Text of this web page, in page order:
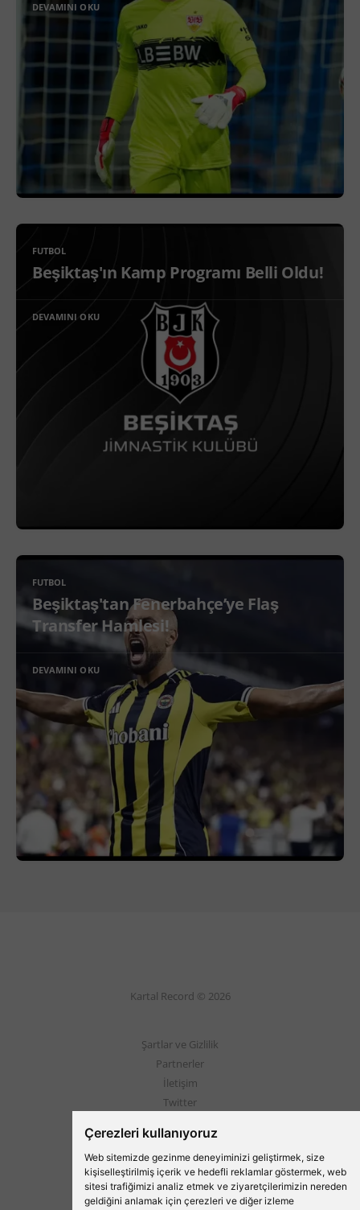
Çerezleri kullanıyoruz
Web sitemizde gezinme deneyiminizi geliştirmek, size
kişiselleştirilmiş içerik ve hedefli reklamlar göstermek, web
sitesi trafiğimizi analiz etmek ve ziyaretçilerimizin nereden
geldiğini anlamak için çerezleri ve diğer izleme
DEVAMINI OKU
FUTBOL
Beşiktaş'ın Kamp Programı Belli Oldu!
DEVAMINI OKU
FUTBOL
Beşiktaş'tan Fenerbahçe’ye Flaş
Transfer Hamlesi!
DEVAMINI OKU
Kartal Record © 2026
Şartlar ve Gizlilik
Partnerler
İletişim
Twitter
Beşiktaş'ın Medyası